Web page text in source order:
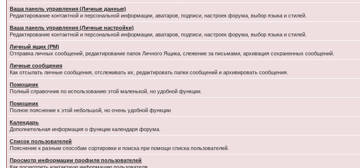
Ваша панель управления (Личные данные)
Редактирование контактной и персональной информации, аватаров, подписи, настроек форума, выбор языка и стилей.
Ваша панель управления (Личные настройки)
Редактирование контактной и персональной информации, аватаров, подписи, настроек форума, выбор языка и стилей.
Личный ящик (PM)
Отправка личных сообщений, редактирование папок Личного Ящика, слежение за письмами, архивация сохраненных сообщений.
Личные сообщения
Как отсылать личные сообщения, отслеживать их, редактировать папки сообщений и архивировать сообщения.
Помощник
Полный справочник по использованию этой маленькой, но удобной функции.
Помошник
Полное пояснение к этой небольшой, но очень удобной функции
Календарь
Дополнительная информация о функции календаря форума.
Список пользователей
Пояснение к разным способам сортировки и поиска при помощи списка пользователей.
Просмотр информации профиля пользователей